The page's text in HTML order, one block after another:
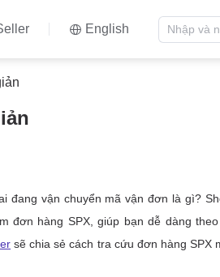
English